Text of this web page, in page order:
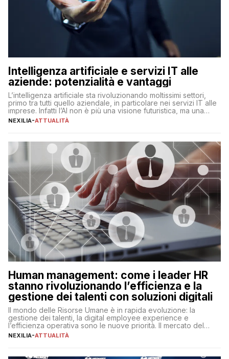
Intelligenza artificiale e servizi IT alle
aziende: potenzialità e vantaggi
L’intelligenza artificiale sta rivoluzionando moltissimi settori,
primo tra tutti quello aziendale, in particolare nei servizi IT alle
imprese. Infatti l’AI non è più una visione futuristica, ma una
realtà operativa che sta portando a un cambio significativo in
operazioni, bensì comporta […]
NEXILIA-ATTUALITÀ
Human management: come i leader HR
stanno rivoluzionando l’efficienza e la
gestione dei talenti con soluzioni digitali
Il mondo delle Risorse Umane è in rapida evoluzione: la
gestione dei talenti, la digital employee experience e
l’efficienza operativa sono le nuove priorità. Il mercato del
lavoro, d’altra parte, è sempre più competitivo con una lotta
NEXILIA-ATTUALITÀ